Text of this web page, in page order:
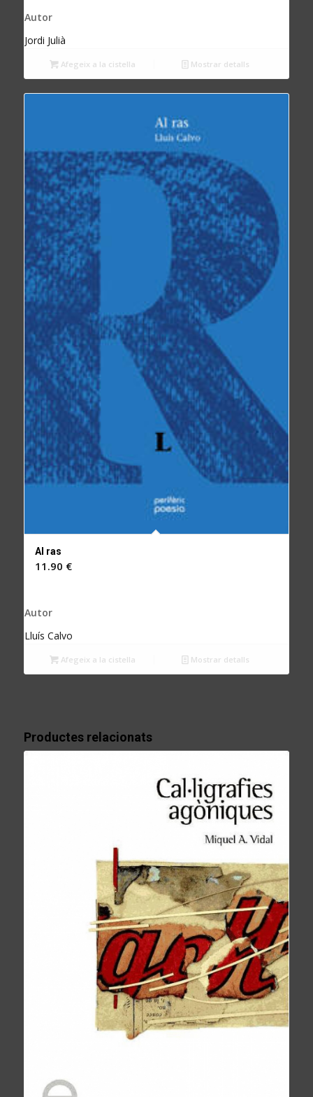
Autor
Jordi Julià
Afegeix a la cistella Mostrar detalls
Al ras
11.90 €
Autor
Lluís Calvo
Afegeix a la cistella Mostrar detalls
Productes relacionats